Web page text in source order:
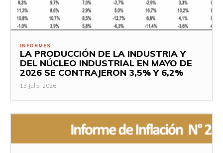
INFORMES
LA PRODUCCIÓN DE LA INDUSTRIA Y
DEL NÚCLEO INDUSTRIAL EN MAYO DE
2026 SE CONTRAJERON 3,5% Y 6,2%
13 Julio, 2026